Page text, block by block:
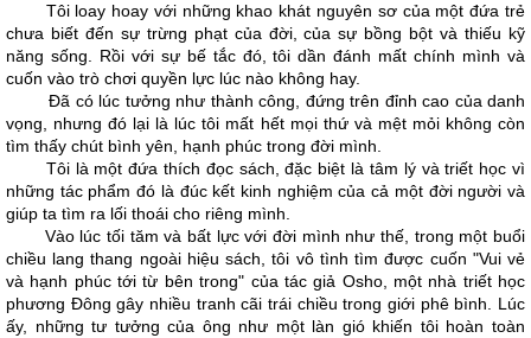
Tôi loay hoay với những khao khát nguyên sơ của một đứa trẻ
chưa biết đến sự trừng phạt của đời, của sự bồng bột và thiếu kỹ
năng sống. Rồi với sự bế tắc đó, tôi dần đánh mất chính mình và
cuốn vào trò chơi quyền lực lúc nào không hay.
Đã có lúc tưởng như thành công, đứng trên đỉnh cao của danh
vọng, nhưng đó lại là lúc tôi mất hết mọi thứ và mệt mỏi không còn
tìm thấy chút bình yên, hạnh phúc trong đời mình.
Tôi là một đứa thích đọc sách, đặc biệt là tâm lý và triết học vì
những tác phẩm đó là đúc kết kinh nghiệm của cả một đời người và
giúp ta tìm ra lối thoái cho riêng mình.
Vào lúc tối tăm và bất lực với đời mình như thế, trong một buổi
chiều lang thang ngoài hiệu sách, tôi vô tình tìm được cuốn "Vui vẻ
và hạnh phúc tới từ bên trong" của tác giả Osho, một nhà triết học
phương Đông gây nhiều tranh cãi trái chiều trong giới phê bình. Lúc
ấy, những tư tưởng của ông như một làn gió khiến tôi hoàn toàn